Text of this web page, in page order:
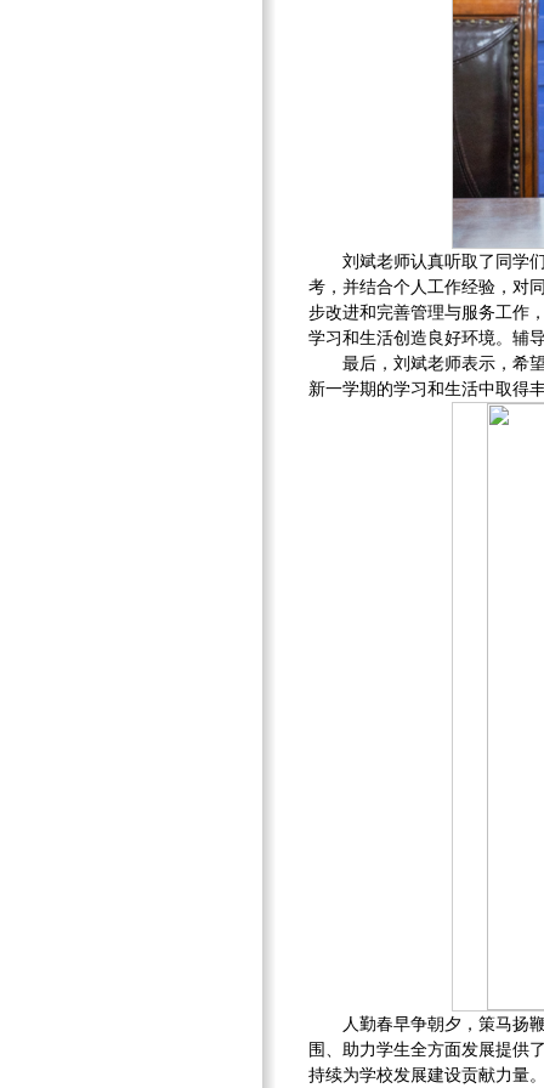
刘斌老师认真听取了同学
考，并结合个人工作经验，对
步改进和完善管理与服务工作
学习和生活创造良好环境。辅
最后，刘斌老师表示，希
新一学期的学习和生活中取得
人勤春早争朝夕，策马扬
围、助力学生全方面发展提供
持续为学校发展建设贡献力量